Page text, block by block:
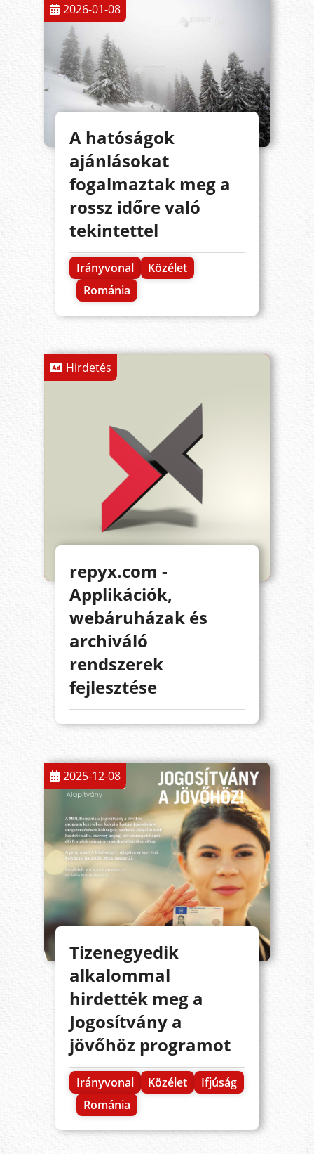
2026-01-08
A hatóságok
ajánlásokat
fogalmaztak meg a
rossz időre való
tekintettel
Irányvonal
Közélet
Románia
Hirdetés
repyx.com -
Applikációk,
webáruházak és
archiváló
rendszerek
fejlesztése
2025-12-08
Tizenegyedik
alkalommal
hirdették meg a
Jogosítvány a
jövőhöz programot
Irányvonal Közélet
Ifjúság
Románia